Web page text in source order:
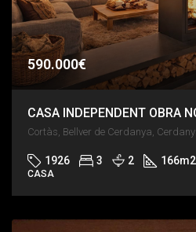
590.000€
CASA INDEPENDENT OBRA
1926 3 2 166m2
CASA